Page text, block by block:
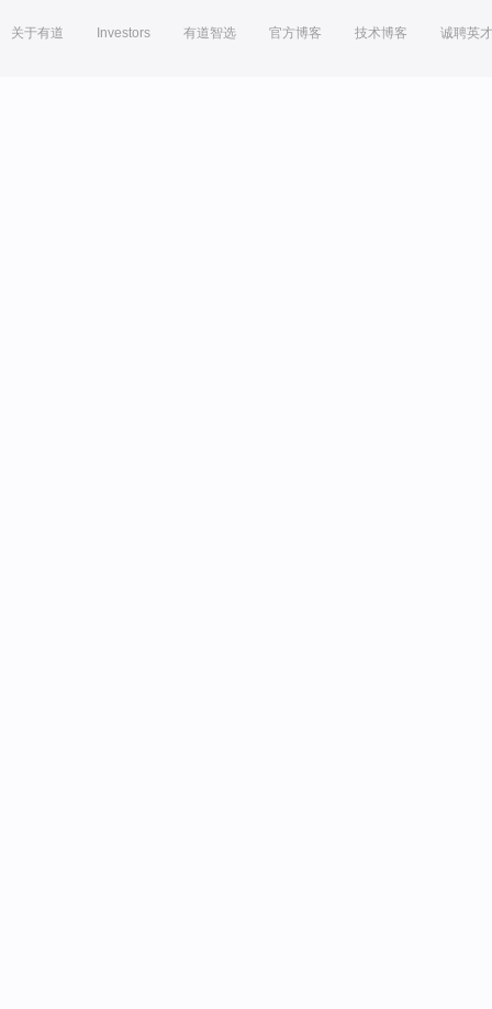
关于有道 Investors 有道智选 官方博客 技术博客 诚聘英才